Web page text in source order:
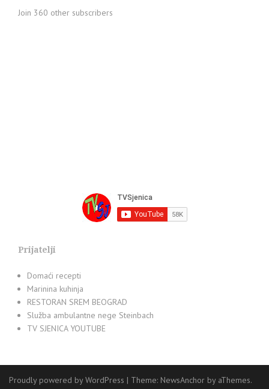
Join 360 other subscribers
Prijatelji
Domaći recepti
Marinina kuhinja
RESTORAN SREM BEOGRAD
Služba ambulantne nege Steinbach
TV SJENICA YOUTUBE
Proudly powered by WordPress | Theme: NewsAnchor by aThemes.